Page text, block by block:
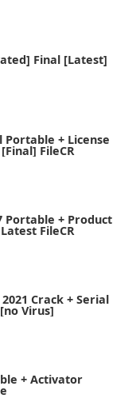
Final [Latest]
Portable + License
FileCR
Portable + Product
FileCR
Crack + Serial
Virus]
+ Activator